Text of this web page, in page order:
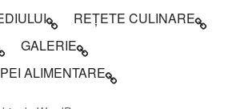
REȚETE CULINARE
GALERIE
ALIMENTARE